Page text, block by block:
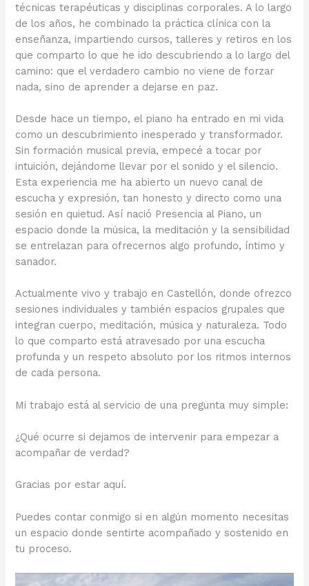
técnicas terapéuticas y disciplinas corporales. A lo largo
de los años, he combinado la práctica clínica con la
enseñanza, impartiendo cursos, talleres y retiros en los
que comparto lo que he ido descubriendo a lo largo del
camino: que el verdadero cambio no viene de forzar
nada, sino de aprender a dejarse en paz.
Desde hace un tiempo, el piano ha entrado en mi vida
como un descubrimiento inesperado y transformador.
Sin formación musical previa, empecé a tocar por
intuición, dejándome llevar por el sonido y el silencio.
Esta experiencia me ha abierto un nuevo canal de
escucha y expresión, tan honesto y directo como una
sesión en quietud. Así nació Presencia al Piano, un
espacio donde la música, la meditación y la sensibilidad
se entrelazan para ofrecernos algo profundo, íntimo y
sanador.
Actualmente vivo y trabajo en Castellón, donde ofrezco
sesiones individuales y también espacios grupales que
integran cuerpo, meditación, música y naturaleza. Todo
lo que comparto está atravesado por una escucha
profunda y un respeto absoluto por los ritmos internos
de cada persona.
Mi trabajo está al servicio de una pregunta muy simple:
¿Qué ocurre si dejamos de intervenir para empezar a
acompañar de verdad?
Gracias por estar aquí.
Puedes contar conmigo si en algún momento necesitas
un espacio donde sentirte acompañado y sostenido en
tu proceso.